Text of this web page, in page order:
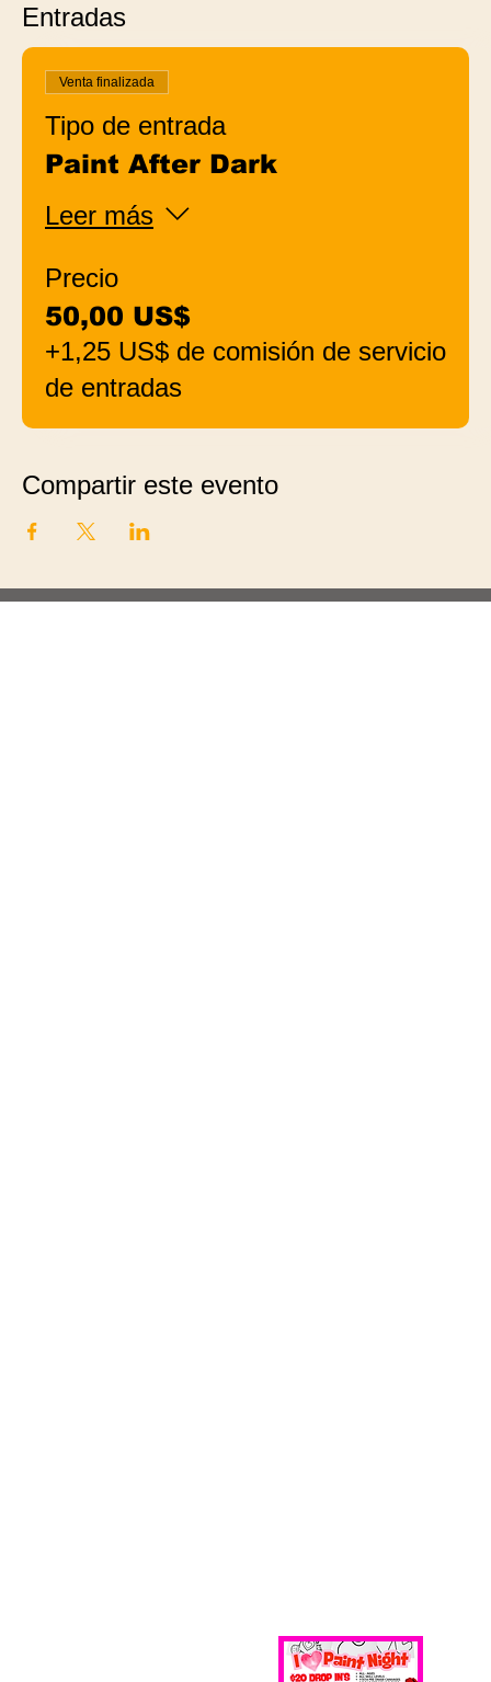
Entradas
Venta finalizada
Tipo de entrada
Paint After Dark
Leer más
Precio
50,00 US$
+1,25 US$ de comisión de servicio
de entradas
Compartir este evento